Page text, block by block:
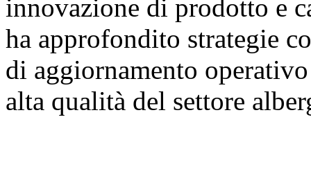
innovazione di prodotto e
ha approfondito strategie
di aggiornamento
alta qualità del settore